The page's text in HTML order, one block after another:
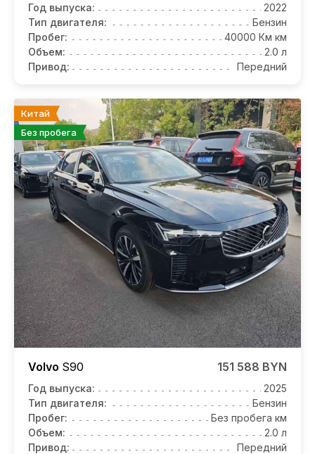
Год выпуска:
2022
Тип двигателя:
Бензин
Пробег:
40000 Км км
Объем:
2.0 л
Привод:
Передний
Китай
Без пробега
Volvo S90 151 588 BYN
Год выпуска:
2025
Тип двигателя:
Бензин
Пробег:
Без пробега км
Объем:
2.0 л
Привод:
Передний